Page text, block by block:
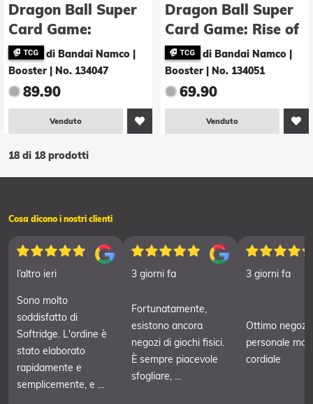
Dragon Ball Super
Card Game:
Fighter's Ambition
Booster -E-
(Display - 24 Stk.)
di Bandai Namco |
Booster
No. 134047
89.90
Venduto
Dragon Ball Super
Card Game: Rise of
the Unison Warrior
2nd Edt. Booster -
E- (Display - 24
Stk.)
di Bandai Namco |
Booster
No. 134051
69.90
Venduto
18 di 18 prodotti
Cosa dicono i nostri clienti
l’altro ieri
Sono molto
soddisfatto di
Softridge. L'ordine è
stato elaborato
rapidamente e
semplicemente, e ...
3 giorni fa
Fortunatamente,
esistono ancora
negozi di giochi fisici.
È sempre piacevole
sfogliare, ...
3 giorni fa
Ottimo
personale
cordiale